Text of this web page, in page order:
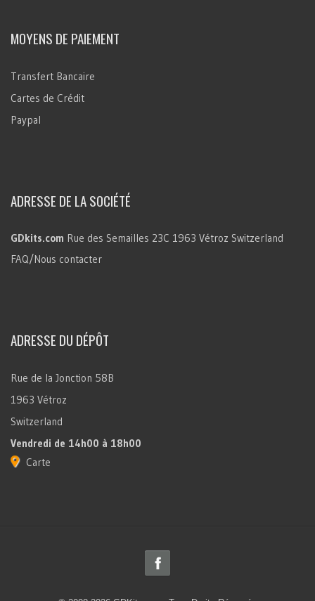
MOYENS DE PAIEMENT
Transfert Bancaire
Cartes de Crédit
Paypal
ADRESSE DE LA SOCIÉTÉ
GDkits.com Rue des Semailles 23C 1963 Vétroz Switzerland
FAQ/Nous contacter
ADRESSE DU DÉPÔT
Rue de la Jonction 58B
1963 Vétroz
Switzerland
Vendredi de 14h00 à 18h00
Carte